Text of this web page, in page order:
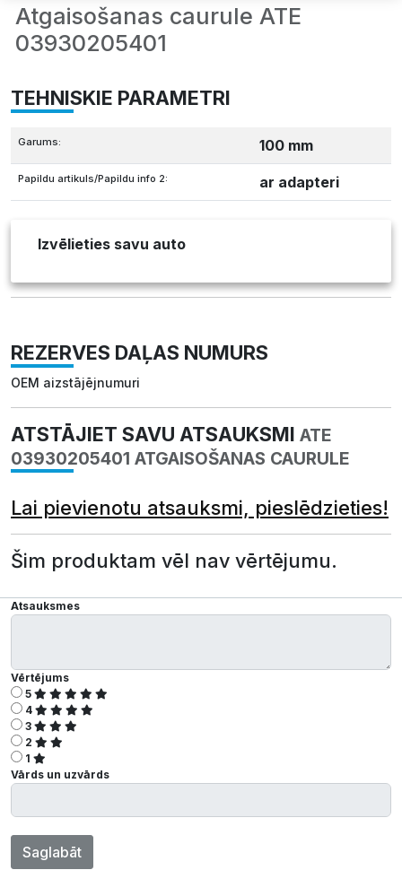
Atgaisošanas caurule ATE
03930205401
TEHNISKIE PARAMETRI
Garums: 100 mm
Papildu artikuls/Papildu info 2: ar adapteri
Izvēlieties savu auto
REZERVES DAĻAS NUMURS
OEM aizstājējnumuri
ATSTĀJIET SAVU ATSAUKSMI ATE
03930205401 ATGAISOŠANAS CAURULE
Lai pievienotu atsauksmi, pieslēdzieties!
Šim produktam vēl nav vērtējumu.
Atsauksmes
Vērtējums
5
4
3
2
1
Vārds un uzvārds
Saglabāt